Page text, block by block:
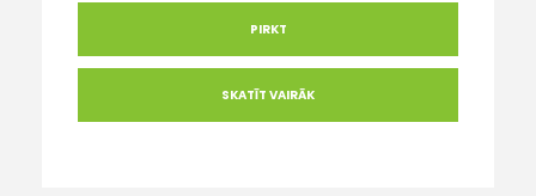
PIRKT
SKATĪT VAIRĀK